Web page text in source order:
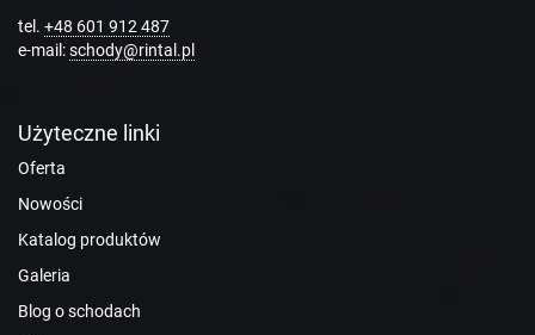
tel. +48 601 912 487
e-mail:schody@rintal.pl
Użyteczne linki
Oferta
Nowości
Katalog produktów
Galeria
Blog o schodach